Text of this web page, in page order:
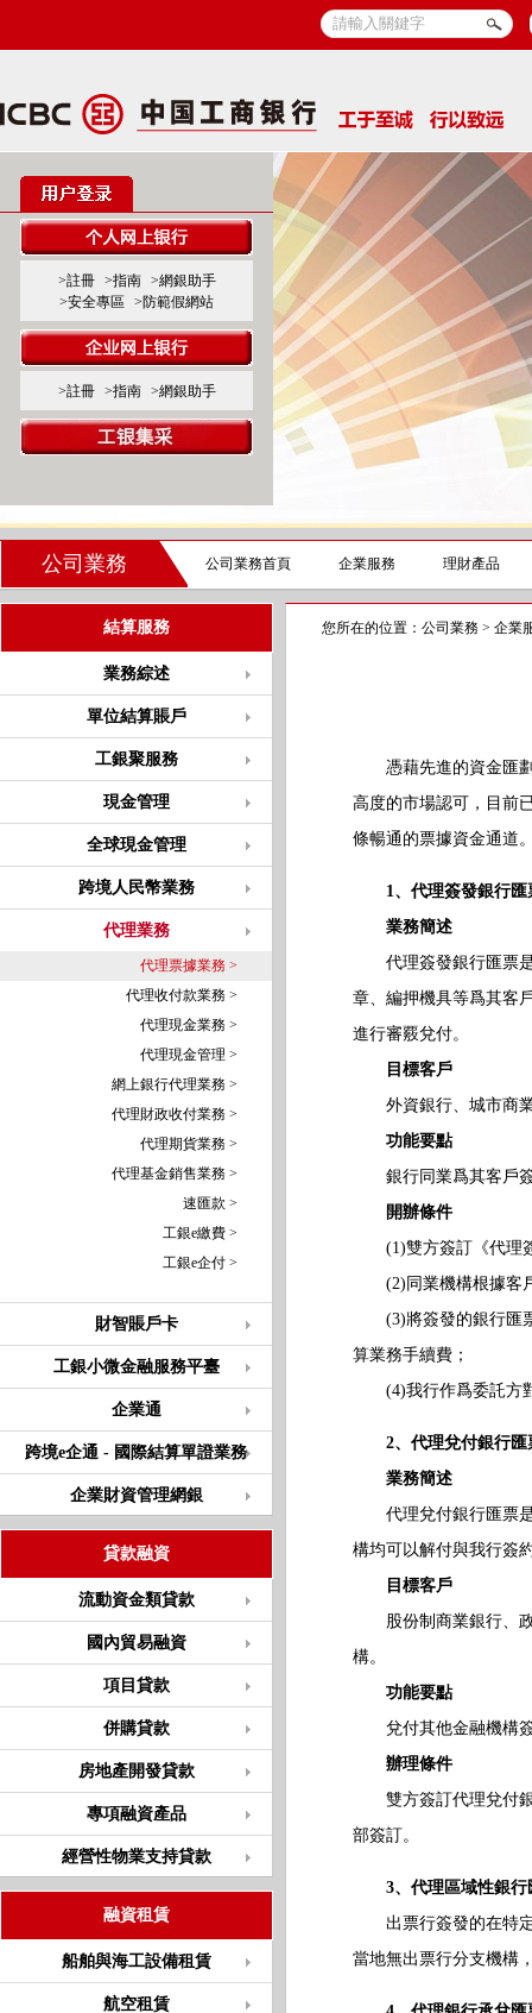
>註冊 >指南
>網銀助手
>安全專區
>防範假網站
>註冊 >指南 >網銀助手
公司業務 公司業務首頁 企業服務 理財產品
結算服務
業務綜述
單位結算賬戶
工銀聚服務
現金管理
全球現金管理
跨境人民幣業務
代理業務
代理票據業務 >
代理收付款業務 >
代理現金業務 >
代理現金管理 >
網上銀行代理業務 >
代理財政收付業務 >
代理期貨業務 >
代理基金銷售業務 >
速匯款 >
工銀e繳費 >
工銀e企付 >
財智賬戶卡
工銀小微金融服務平臺
企業通
跨境e企通 - 國際結算單證業務
企業財資管理網銀
貸款融資
流動資金類貸款
國內貿易融資
項目貸款
併購貸款
房地產開發貸款
專項融資產品
經營性物業支持貸款
融資租賃
船舶與海工設備租賃
航空租賃
您所在的位置： 公司業務 > 企業
憑藉先進的資金匯劃
高度的市場認可，目前
條暢通的票據資金通道
1、代理簽發銀行匯
業務簡述
代理簽發銀行匯票是
章、編押機具等爲其客
進行審覈兌付。
目標客戶
外資銀行、城市商業
功能要點
銀行同業爲其客戶簽
開辦條件
(1)雙方簽訂《代理簽
(2)同業機構根據客戶
(3)將簽發的銀行匯票
算業務手續費；
(4)我行作爲委託方對
2、代理兌付銀行匯
業務簡述
代理兌付銀行匯票是
構均可以解付與我行簽
目標客戶
股份制商業銀行、政
構。
功能要點
兌付其他金融機構簽
辦理條件
雙方簽訂代理兌付銀
部簽訂。
3、代理區域性銀
出票行簽發的在特定
當地無出票行分支機構